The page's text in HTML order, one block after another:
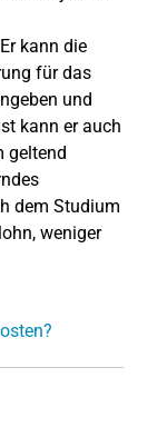
kann die
für das
und
kann er auch
geltend
dem Studium
weniger